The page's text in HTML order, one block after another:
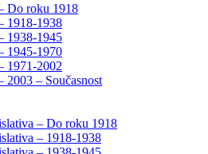
Do roku 1918
1918-1938
1938-1945
1945-1970
1971-2002
2003 – Současnost
– Do roku 1918
– 1918-1938